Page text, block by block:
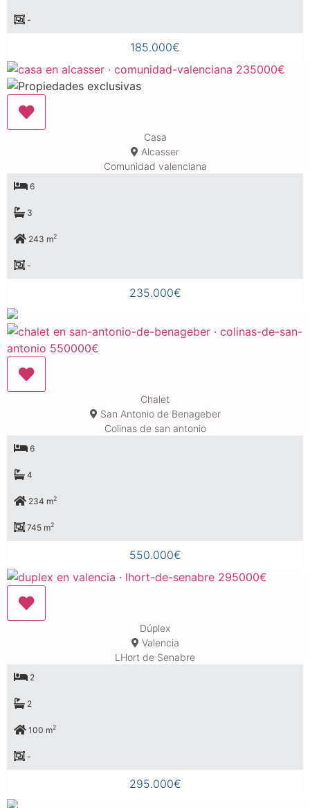
-
185.000€
Casa
Alcasser
Comunidad valenciana
6
3
243 m2
-
235.000€
Chalet
San Antonio de Benageber
Colinas de san antonio
6
4
234 m2
745 m2
550.000€
Dúplex
Valencia
LHort de Senabre
2
2
100 m2
-
295.000€